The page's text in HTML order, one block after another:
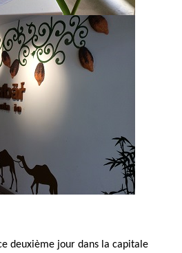
deuxième jour dans la capitale